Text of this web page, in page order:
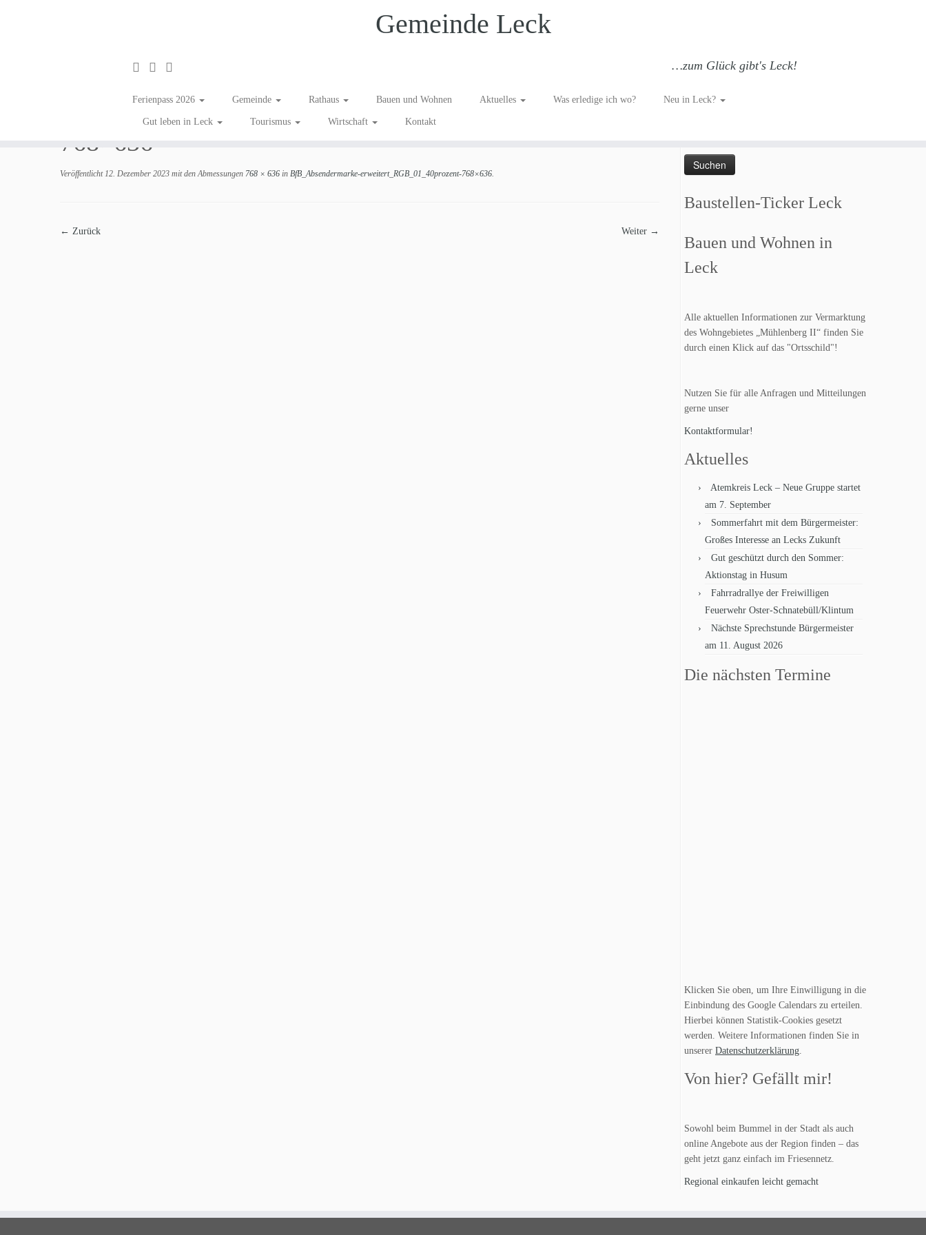
Gemeinde Leck
…zum Glück gibt's Leck!
Ferienpass 2026 Gemeinde Rathaus Bauen und Wohnen Aktuelles Was erledige ich wo? Neu in Leck?
Gut leben in Leck Tourismus Wirtschaft Kontakt
BfB_Absendermarke-erweitert_RGB_01_40prozent-
768×636
Veröffentlicht 12. Dezember 2023 mit den Abmessungen 768 × 636 in BfB_Absendermarke-erweitert_RGB_01_40prozent-768×636.
← Zurück Weiter →
Such dich GLÜCKlich…
Baustellen-Ticker Leck
Bauen und Wohnen in
Leck
Alle aktuellen Informationen zur Vermarktung
des Wohngebietes „Mühlenberg II“ finden Sie
durch einen Klick auf das "Ortsschild"!
Nutzen Sie für alle Anfragen und Mitteilungen
gerne unser
Kontaktformular!
Aktuelles
Atemkreis Leck – Neue Gruppe startet
am 7. September
Sommerfahrt mit dem Bürgermeister:
Großes Interesse an Lecks Zukunft
Gut geschützt durch den Sommer:
Aktionstag in Husum
Fahrradrallye der Freiwilligen
Feuerwehr Oster-Schnatebüll/Klintum
Nächste Sprechstunde Bürgermeister
am 11. August 2026
Die nächsten Termine
Klicken Sie oben, um Ihre Einwilligung in die
Einbindung des Google Calendars zu erteilen.
Hierbei können Statistik-Cookies gesetzt
werden. Weitere Informationen finden Sie in
unserer Datenschutzerklärung.
Von hier? Gefällt mir!
Sowohl beim Bummel in der Stadt als auch
online Angebote aus der Region finden – das
geht jetzt ganz einfach im Friesennetz.
Regional einkaufen leicht gemacht